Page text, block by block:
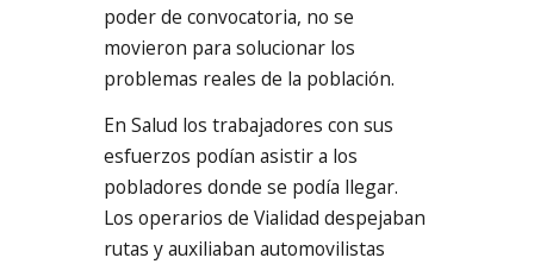
poder de convocatoria, no se
movieron para solucionar los
problemas reales de la población.
En Salud los trabajadores con sus
esfuerzos podían asistir a los
pobladores donde se podía llegar.
Los operarios de Vialidad despejaban
rutas y auxiliaban automovilistas